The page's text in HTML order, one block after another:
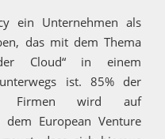
ein Unternehmen als
das mit dem Thema
der Cloud“ in einem
ist. 85% der
Firmen wird auf
dem European Venture